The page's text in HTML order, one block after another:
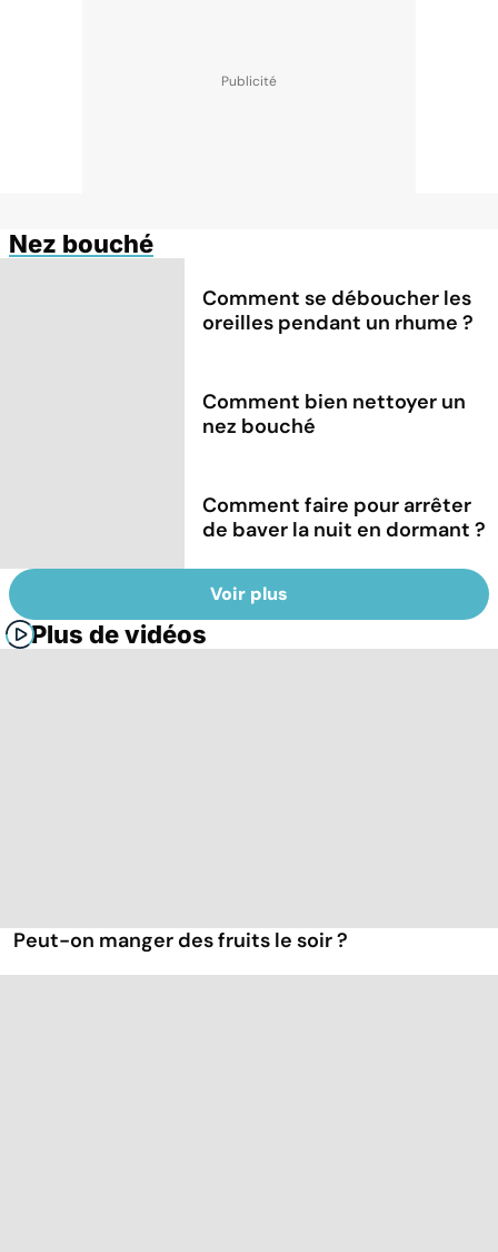
Nez bouché
Comment se déboucher les
oreilles pendant un rhume ?
Comment bien nettoyer un
nez bouché
Comment faire pour arrêter
de baver la nuit en dormant ?
Voir plus
Plus de vidéos
Peut-on manger des fruits le soir ?